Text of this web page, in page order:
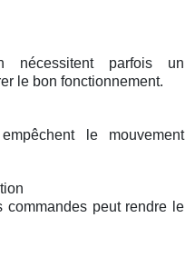
nécessitent parfois un
le bon fonctionnement.
le mouvement
commandes peut rendre le